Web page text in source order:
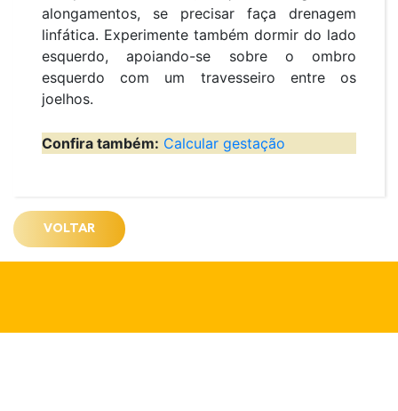
alongamentos, se precisar faça drenagem
linfática. Experimente também dormir do lado
esquerdo, apoiando-se sobre o ombro
esquerdo com um travesseiro entre os
joelhos.
Confira também: Calcular gestação
VOLTAR